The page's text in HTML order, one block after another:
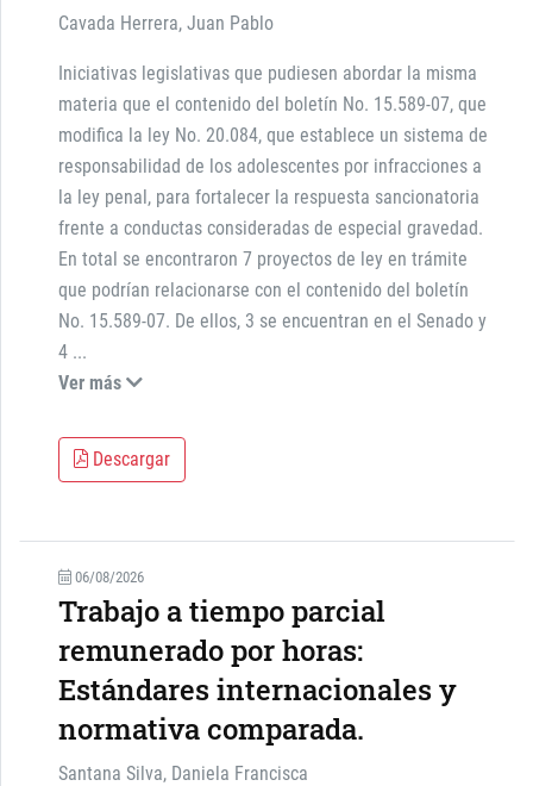
Cavada Herrera, Juan Pablo
Iniciativas legislativas que pudiesen abordar la misma
materia que el contenido del boletín No. 15.589-07, que
modifica la ley No. 20.084, que establece un sistema de
responsabilidad de los adolescentes por infracciones a
la ley penal, para fortalecer la respuesta sancionatoria
frente a conductas consideradas de especial gravedad.
En total se encontraron 7 proyectos de ley en trámite
que podrían relacionarse con el contenido del boletín
No. 15.589-07. De ellos, 3 se encuentran en el Senado y
4 ...
Ver más
Descargar
06/08/2026
Trabajo a tiempo parcial
remunerado por horas:
Estándares internacionales y
normativa comparada.
Santana Silva, Daniela Francisca